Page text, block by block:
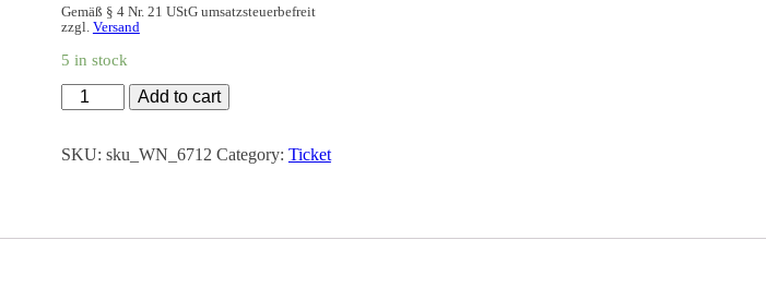
Gemäß § 4 Nr. 21 UStG umsatzsteuerbefreit
zzgl. Versand
5 in stock
Ticket:
Erste
Kurs
Add to cart
SKU: sku_WN_6712 Category: Ticket